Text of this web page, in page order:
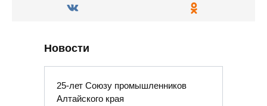
Новости
25-лет Союзу промышленников
Алтайского края